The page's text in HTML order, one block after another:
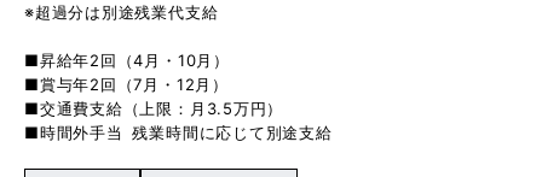
※超過分は別途残業代支給
■昇給年2回（4月・10月）
■賞与年2回（7月・12月）
■交通費支給（上限：月3.5万円）
■時間外手当 残業時間に応じて別途支給